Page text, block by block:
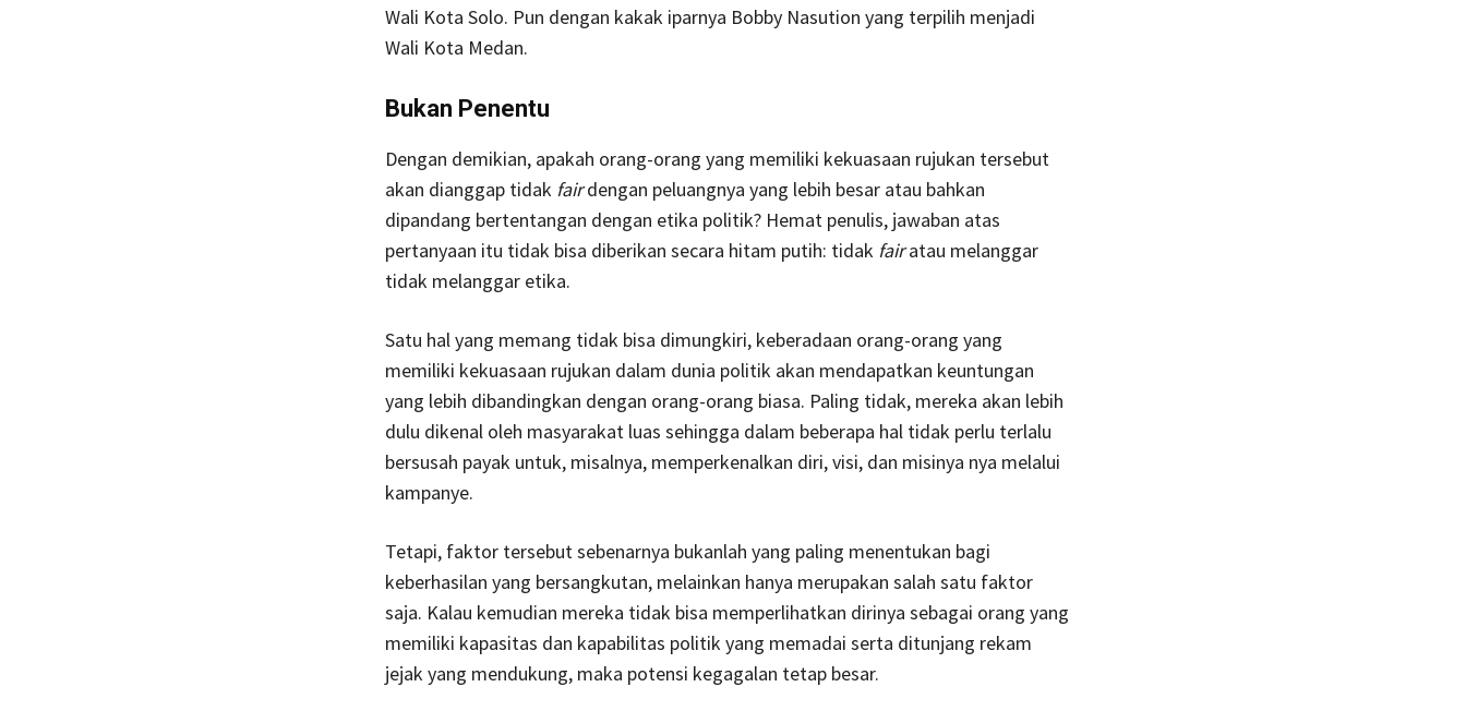
Wali Kota Solo. Pun dengan kakak iparnya Bobby Nasution yang terpilih menjadi
Wali Kota Medan.
Bukan Penentu
Dengan demikian, apakah orang-orang yang memiliki kekuasaan rujukan tersebut
akan dianggap tidak fairdengan peluangnya yang lebih besar atau bahkan
dipandang bertentangan dengan etika politik? Hemat penulis, jawaban atas
pertanyaan itu tidak bisa diberikan secara hitam putih: tidak fairatau melanggar
tidak melanggar etika.
Satu hal yang memang tidak bisa dimungkiri, keberadaan orang-orang yang
memiliki kekuasaan rujukan dalam dunia politik akan mendapatkan keuntungan
yang lebih dibandingkan dengan orang-orang biasa. Paling tidak, mereka akan lebih
dulu dikenal oleh masyarakat luas sehingga dalam beberapa hal tidak perlu terlalu
bersusah payak untuk, misalnya, memperkenalkan diri, visi, dan misinya nya melalui
kampanye.
Tetapi, faktor tersebut sebenarnya bukanlah yang paling menentukan bagi
keberhasilan yang bersangkutan, melainkan hanya merupakan salah satu faktor
saja. Kalau kemudian mereka tidak bisa memperlihatkan dirinya sebagai orang yang
memiliki kapasitas dan kapabilitas politik yang memadai serta ditunjang rekam
jejak yang mendukung, maka potensi kegagalan tetap besar.